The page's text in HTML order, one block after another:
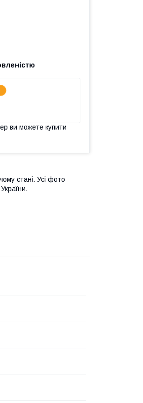
ви можете купити
стані. Усі фото